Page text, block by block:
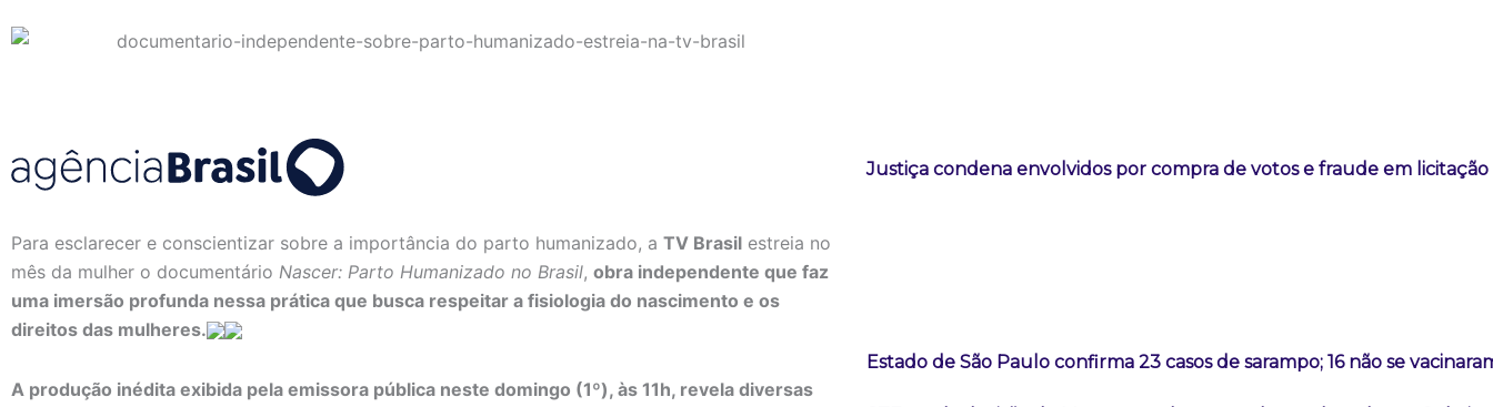
Para esclarecer e conscientizar sobre a importância do parto humanizado, a TV Brasil estreia no
mês da mulher o documentário Nascer: Parto Humanizado no Brasil, obra independente que faz
uma imersão profunda nessa prática que busca respeitar a fisiologia do nascimento e os
direitos das mulheres.
A produção inédita exibida pela emissora pública neste domingo (1º), às 11h, revela diversas
Justiça condena envolvidos por compra de votos e fraude em
Estado de São Paulo confirma 23 casos de sarampo; 16 não se